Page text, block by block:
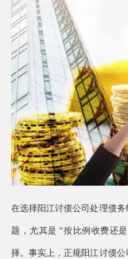
在选择阳江讨债公司处理债
题，尤其是 “按比例收费还
择。事实上，正规阳江讨债